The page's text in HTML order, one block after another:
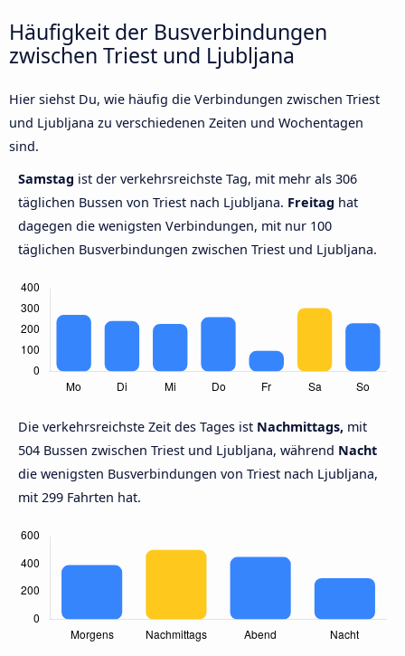
Häufigkeit der Busverbindungen
zwischen Triest und Ljubljana
Hier siehst Du, wie häufig die Verbindungen zwischen Triest
und Ljubljana zu verschiedenen Zeiten und Wochentagen
sind.
Samstag ist der verkehrsreichste Tag, mit mehr als 306
täglichen Bussen von Triest nach Ljubljana. Freitag hat
dagegen die wenigsten Verbindungen, mit nur 100
täglichen Busverbindungen zwischen Triest und Ljubljana.
Die verkehrsreichste Zeit des Tages ist Nachmittags, mit
504 Bussen zwischen Triest und Ljubljana, während Nacht
die wenigsten Busverbindungen von Triest nach Ljubljana,
mit 299 Fahrten hat.